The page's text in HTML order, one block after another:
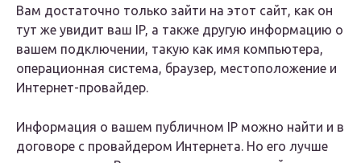
Вам достаточно только зайти на этот сайт, как он
тут же увидит ваш IP, а также другую информацию о
вашем подключении, такую как имя компьютера,
операционная система, браузер, местоположение и
Интернет-провайдер.
Информация о вашем публичном IP можно найти и в
договоре с провайдером Интернета. Но его лучше